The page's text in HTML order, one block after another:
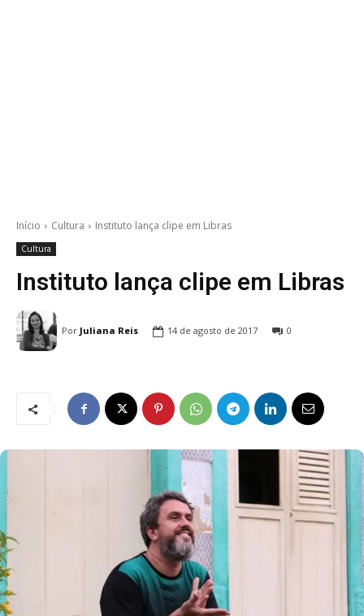
Início Cultura Instituto lança clipe em Libras
Cultura
Instituto lança clipe em Libras
Por Juliana Reis 14 de agosto de 2017 0